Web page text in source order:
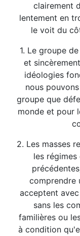
clairement
lentement en
le voit du
1. Le groupe
et
idéologies
nous
groupe que
monde et pour
2. Les masses
les
comprendre
acceptent
sans les
familières ou
à condition